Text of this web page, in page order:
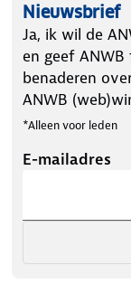
Nieuwsbrief
Ja, ik wil de
en geef
benaderen
ANWB
*Alleen voor leden
E-mailadres